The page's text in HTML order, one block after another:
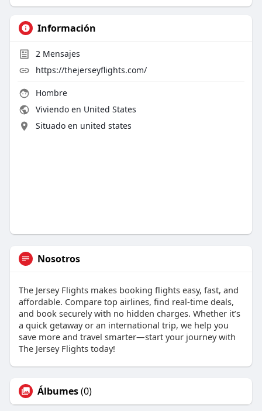
Información
2Mensajes
https://thejerseyflights.com/
Hombre
Viviendo en United States
Situado en united states
Nosotros
The Jersey Flights makes booking flights easy, fast, and
affordable. Compare top airlines, find real-time deals,
and book securely with no hidden charges. Whether it’s
a quick getaway or an international trip, we help you
save more and travel smarter—start your journey with
The Jersey Flights today!
Álbumes(0)